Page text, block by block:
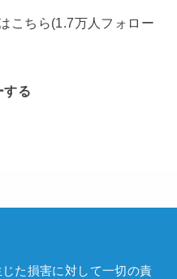
こちら(1.7万人フォロー
る
た損害に対して一切の責